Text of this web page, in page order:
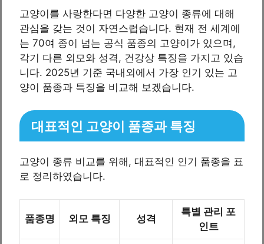
고양이를 사랑한다면 다양한 고양이 종류에 대해
관심을 갖는 것이 자연스럽습니다. 현재 전 세계에
는 70여 종이 넘는 공식 품종의 고양이가 있으며,
각기 다른 외모와 성격, 건강상 특징을 가지고 있습
니다. 2025년 기준 국내외에서 가장 인기 있는 고
양이 품종과 특징을 비교해 보겠습니다.
대표적인 고양이 품종과 특징
고양이 종류 비교를 위해, 대표적인 인기 품종을 표
로 정리하였습니다.
품종명 외모 특징 성격
특별 관리 포
인트